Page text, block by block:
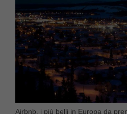
Airbnb, i più belli in Europa da